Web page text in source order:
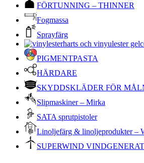
FÖRTUNNING – THINNER
Fogmassa
Sprayfärg
PIGMENTPASTA
HÄRDARE
SKYDDSKLÄDER FÖR
Slipmaskiner – Mirka
SATA sprutpistoler
Linoljefärg & linoljeprodukter –
SUPERWIND